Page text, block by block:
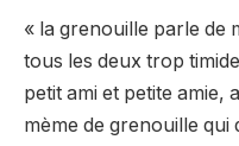
« la grenouille parle de
tous les deux trop
petit ami et petite amie,
mème de grenouille qui